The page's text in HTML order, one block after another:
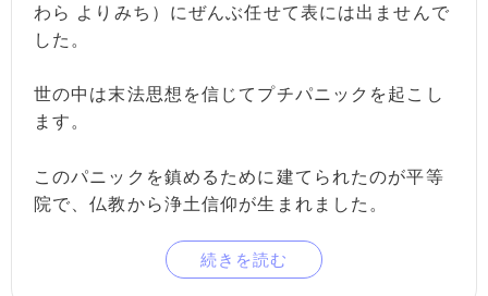
わら よりみち）にぜんぶ任せて表には出ませんで
した。
世の中は末法思想を信じてプチパニックを起こし
ます。
このパニックを鎮めるために建てられたのが平等
院で、仏教から浄土信仰が生まれました。
続きを読む